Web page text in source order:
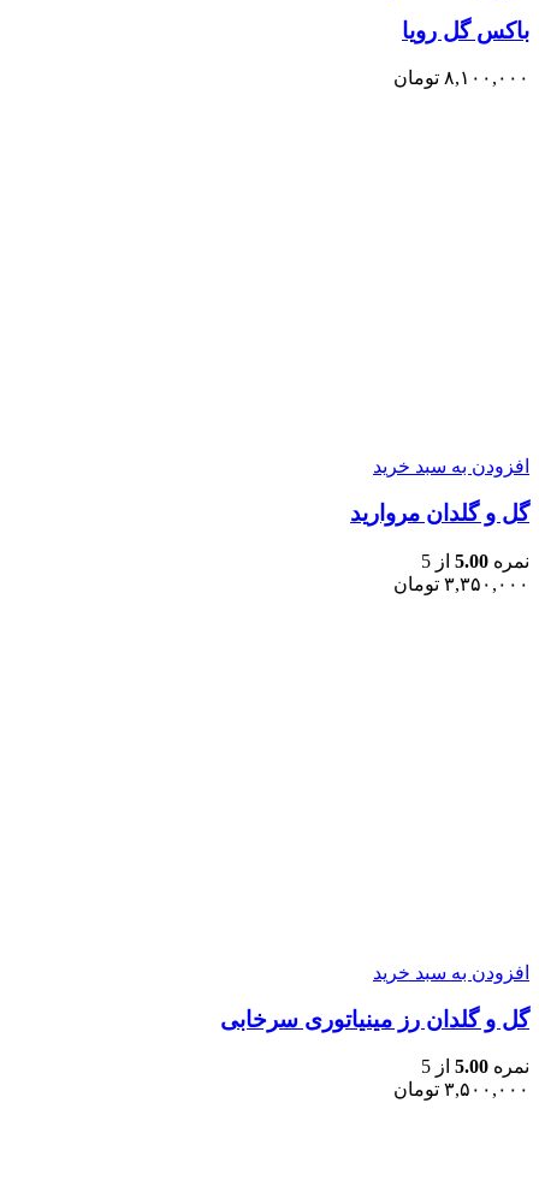
باکس گل رویا
۸,۱۰۰,۰۰۰ تومان
افزودن به سبد خرید
گل و گلدان مروارید
نمره 5.00 از 5
۳,۳۵۰,۰۰۰ تومان
افزودن به سبد خرید
گل و گلدان رز مینیاتوری سرخابی
نمره 5.00 از 5
۳,۵۰۰,۰۰۰ تومان